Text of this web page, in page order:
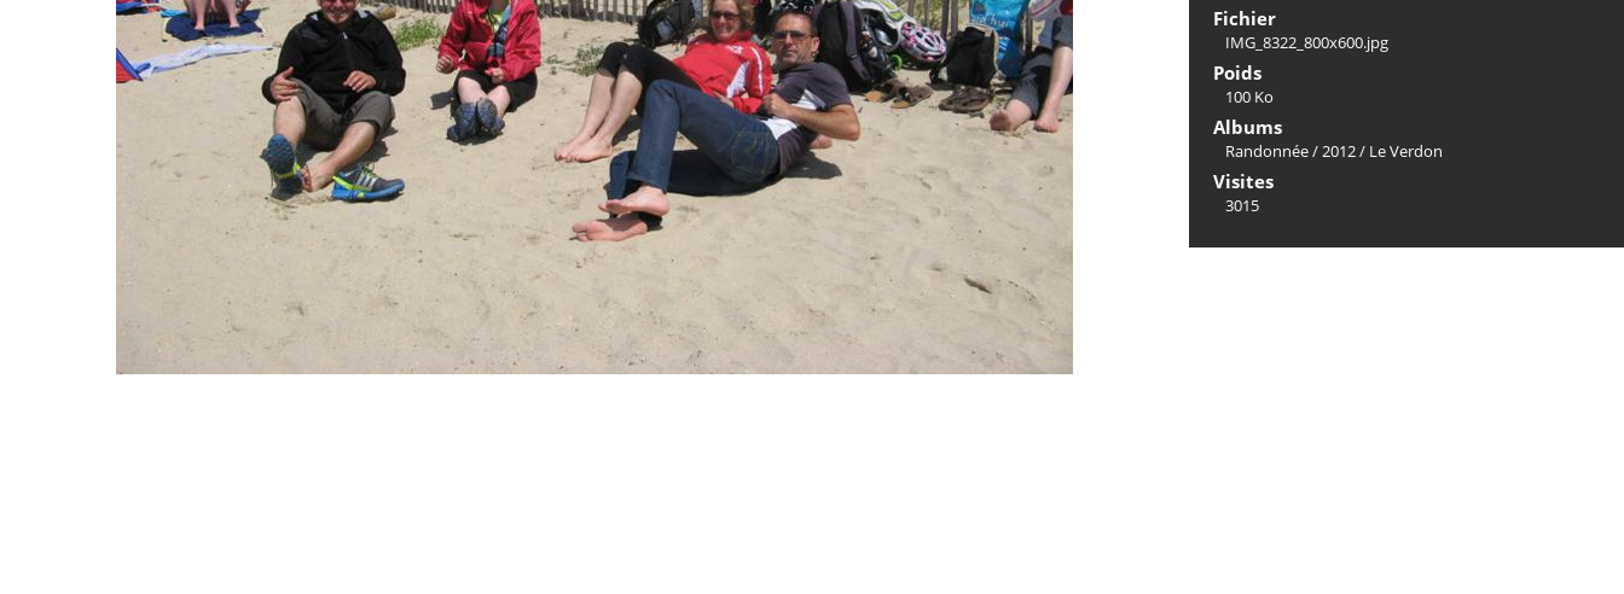
Fichier
IMG_8322_800x600.jpg
Poids
100 Ko
Albums
Randonnée/2012/ Le Verdon
Visites
3015